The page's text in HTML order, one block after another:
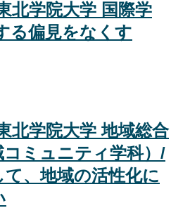
北学院大学 国際学
る偏見をなくす
北学院大学 地域総合
コミュニティ学科）/
、地域の活性化に